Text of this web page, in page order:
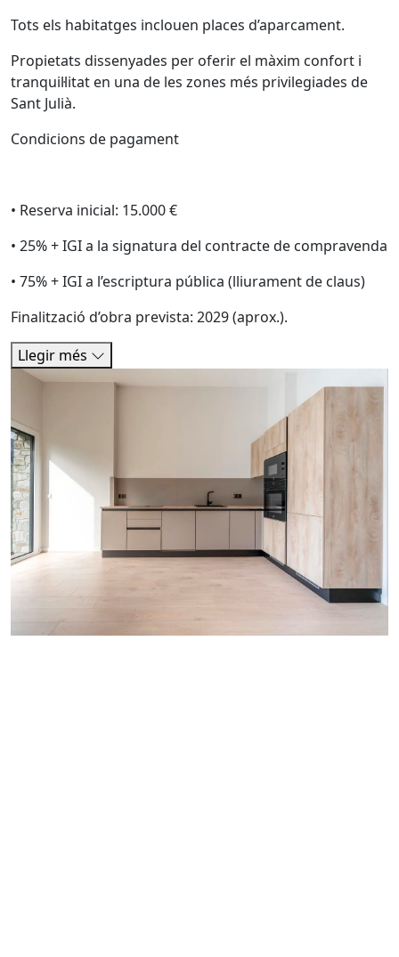
Tots els habitatges inclouen places d’aparcament.
Propietats dissenyades per oferir el màxim confort i
tranquil·litat en una de les zones més privilegiades de
Sant Julià.
Condicions de pagament
• Reserva inicial: 15.000 €
• 25% + IGI a la signatura del contracte de compravenda
• 75% + IGI a l’escriptura pública (lliurament de claus)
Finalització d’obra prevista: 2029 (aprox.).
Llegir més